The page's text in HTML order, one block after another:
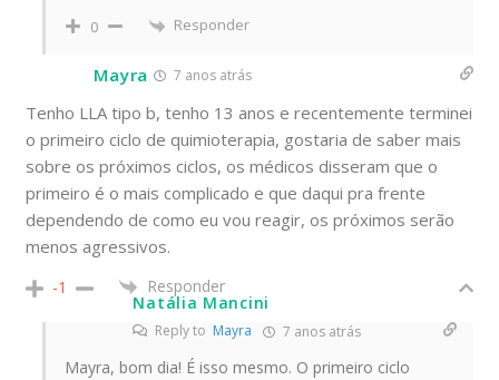
0 Responder
Mayra 7 anos atrás
Tenho LLA tipo b, tenho 13 anos e recentemente terminei
o primeiro ciclo de quimioterapia, gostaria de saber mais
sobre os próximos ciclos, os médicos disseram que o
primeiro é o mais complicado e que daqui pra frente
dependendo de como eu vou reagir, os próximos serão
menos agressivos.
-1
Responder
Natália Mancini
Reply to Mayra 7 anos atrás
Mayra, bom dia! É isso mesmo. O primeiro ciclo